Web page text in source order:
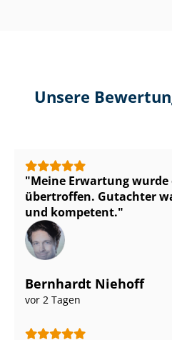
Unsere
Meine Erwartung
übertroffen. Gutachter
und kompetent.
Bernhardt Niehoff
vor 2 Tagen